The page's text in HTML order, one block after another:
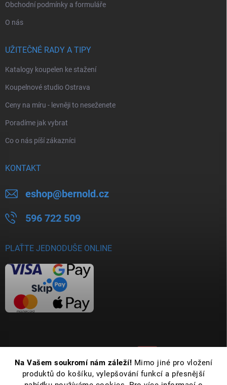
Na Vašem soukromí nám záleží! Mimo jiné pro vložení
produktů do košíku, vylepšování funkcí a přesnější
Obchodní podmínky a formuláře
O nás
UŽITEČNÉ RADY A TIPY
Katalogy koupelen ke stažení
Koupelnové studio Ostrava
Ceny na míru - levněji to neseženete
Poradíme jak vybrat
Co o nás píší zákazníci
KONTAKT
eshop@bernold.cz
596 722 509
PLAŤTE JEDNODUŠE ONLINE